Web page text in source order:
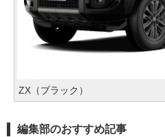
ZX（ブラック）
編集部のおすすめ記事